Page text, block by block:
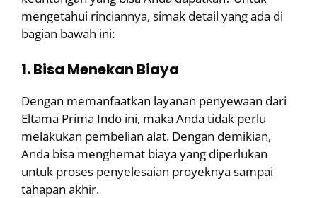
mengetahui rinciannya, simak detail yang ada di
bagian bawah ini:
1. Bisa Menekan Biaya
Dengan memanfaatkan layanan penyewaan dari
Eltama Prima Indo ini, maka Anda tidak perlu
melakukan pembelian alat. Dengan demikian,
Anda bisa menghemat biaya yang diperlukan
untuk proses penyelesaian proyeknya sampai
tahapan akhir.